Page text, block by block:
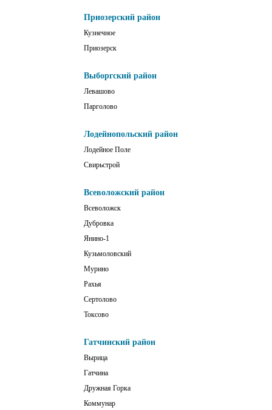
Приозерский район
Кузнечное
Приозерск
Выборгский район
Левашово
Парголово
Лодейнопольский район
Лодейное Поле
Свирьстрой
Всеволожский район
Всеволожск
Дубровка
Янино-1
Кузьмоловский
Мурино
Рахья
Сертолово
Токсово
Гатчинский район
Вырица
Гатчина
Дружная Горка
Коммунар